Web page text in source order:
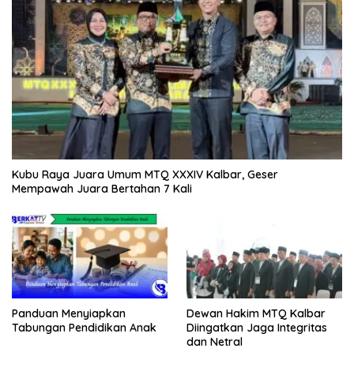
Kubu Raya Juara Umum MTQ XXXIV Kalbar, Geser
Mempawah Juara Bertahan 7 Kali
Panduan Menyiapkan
Tabungan Pendidikan Anak
Dewan Hakim MTQ Kalbar
Diingatkan Jaga Integritas
dan Netral